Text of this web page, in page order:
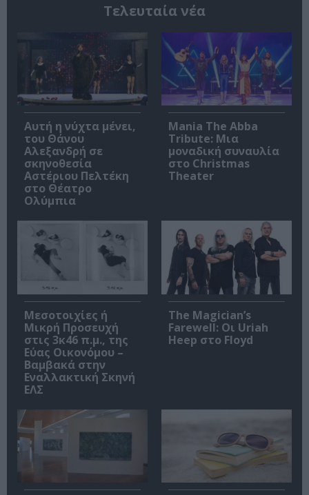
Τελευταία νέα
Αυτή η νύχτα μένει,
του Θάνου
Αλεξανδρή σε
σκηνοθεσία
Αστέριου Πελτέκη
στο Θέατρο
Ολύμπια
Mania The Abba
Tribute: Μια
μοναδική συναυλία
στο Christmas
Theater
Μεσοτοιχίες ή
Μικρή Προσευχή
στις 3κ46 π.μ., της
Εύας Οικονόμου –
Βαμβακά στην
Εναλλακτική Σκηνή
ΕΛΣ
The Magician’s
Farewell: Οι Uriah
Heep στο Floyd